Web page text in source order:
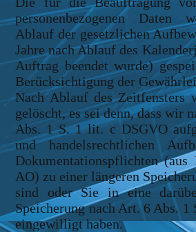
personenbezogenen Daten
Ablauf der gesetzlichen
Jahre nach Ablauf des
Auftrag beendet wurde)
Berücksichtigung der
Nach Ablauf des Zeitfensters
gelöscht, es sei denn, dass wir
Abs. 1 S. 1 lit. c DSGVO
und handelsrechtlichen
Dokumentationspflichten
AO) zu einer längeren
sind oder Sie in eine
Speicherung nach Art. 6 Abs.
eingewilligt haben.